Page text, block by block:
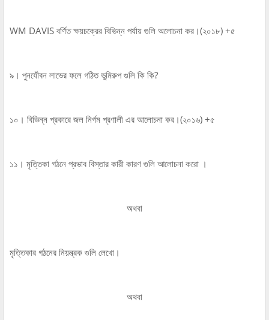
WM DAVIS বর্ণিত ক্ষয়চক্রের বিভিন্ন পর্যায় গুলি অলোচনা কর।(২০১৮) +৫
৯। পুনর্যৌবন লাভের ফলে গঠিত ভুমিরুপ গুলি কি কি?
১০। বিভিন্ন প্রকারে জল নির্গম প্রণালী এর আলোচনা কর।(২০১৬) +৫
১১। মৃত্তিকা গঠনে প্রভাব বিস্তার কারী কারণ গুলি আলোচনা করো ।
অথবা
মৃত্তিকার গঠনের নিয়ন্ত্রক গুলি লেখো।
অথবা